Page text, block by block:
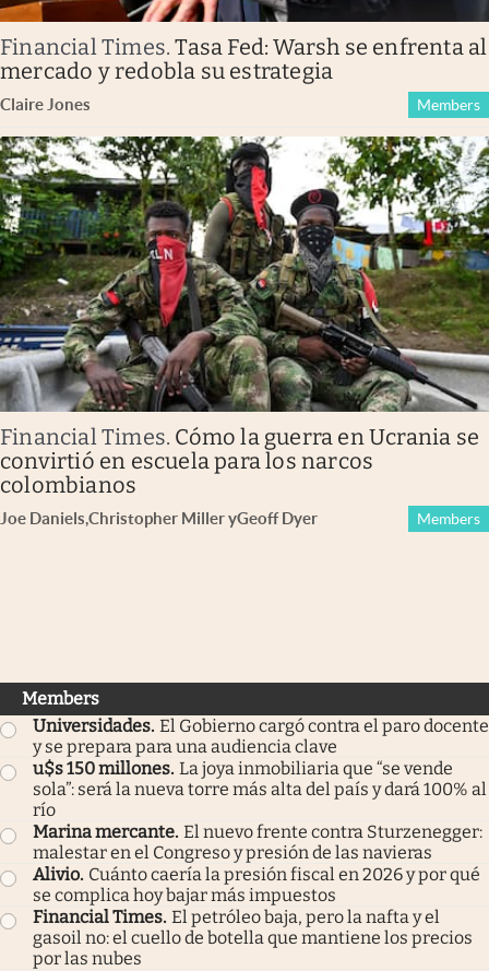
Financial Times.Tasa Fed: Warsh se enfrenta al
mercado y redobla su estrategia
Claire Jones Members
Financial Times. Cómo la guerra en Ucrania se
convirtió en escuela para los narcos
colombianos
Joe Daniels,Christopher MilleryGeoff Dyer Members
Members
Universidades. El Gobierno cargó contra el paro docente
y se prepara para una audiencia clave
u$s 150 millones. La joya inmobiliaria que “se vende
sola”: será la nueva torre más alta del país y dará 100% al
río
Marina mercante. El nuevo frente contra Sturzenegger:
malestar en el Congreso y presión de las navieras
Alivio. Cuánto caería la presión fiscal en 2026 y por qué
se complica hoy bajar más impuestos
Financial Times. El petróleo baja, pero la nafta y el
gasoil no: el cuello de botella que mantiene los precios
por las nubes